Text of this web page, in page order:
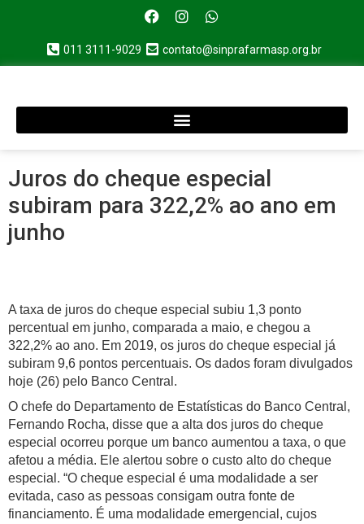
011 3111-9029 contato@sinprafarmasp.org.br
Juros do cheque especial
subiram para 322,2% ao ano em
junho
A taxa de juros do cheque especial subiu 1,3 ponto
percentual em junho, comparada a maio, e chegou a
322,2% ao ano. Em 2019, os juros do cheque especial já
subiram 9,6 pontos percentuais. Os dados foram divulgados
hoje (26) pelo Banco Central.
O chefe do Departamento de Estatísticas do Banco Central,
Fernando Rocha, disse que a alta dos juros do cheque
especial ocorreu porque um banco aumentou a taxa, o que
afetou a média. Ele alertou sobre o custo alto do cheque
especial. “O cheque especial é uma modalidade a ser
evitada, caso as pessoas consigam outra fonte de
financiamento. É uma modalidade emergencial, cujos